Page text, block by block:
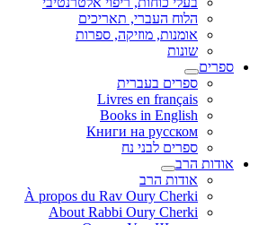
הלוח העברי, תאריכים
אומנות, מוזיקה, ספרות
שונות
ספרים
ספרים בעברית
Livres en français
Books in English
Книги на русском
ספרים לבני נח
אודות הרב
אודות הרב
À propos du Rav Oury Cherki
About Rabbi Oury Cherki